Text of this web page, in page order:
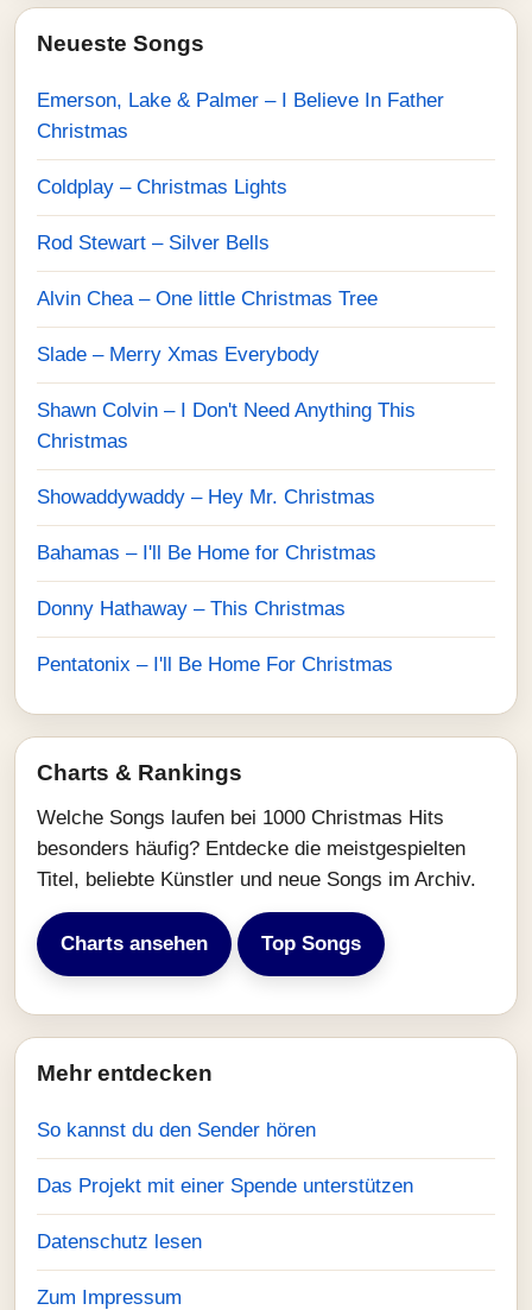
Neueste Songs
Emerson, Lake & Palmer – I Believe In Father
Christmas
Coldplay – Christmas Lights
Rod Stewart – Silver Bells
Alvin Chea – One little Christmas Tree
Slade – Merry Xmas Everybody
Shawn Colvin – I Don't Need Anything This
Christmas
Showaddywaddy – Hey Mr. Christmas
Bahamas – I'll Be Home for Christmas
Donny Hathaway – This Christmas
Pentatonix – I'll Be Home For Christmas
Charts & Rankings
Welche Songs laufen bei 1000 Christmas Hits
besonders häufig? Entdecke die meistgespielten
Titel, beliebte Künstler und neue Songs im Archiv.
Charts ansehen Top Songs
Mehr entdecken
So kannst du den Sender hören
Das Projekt mit einer Spende unterstützen
Datenschutz lesen
Zum Impressum